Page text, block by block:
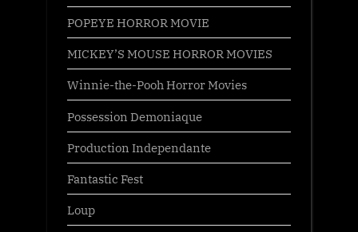
POPEYE HORROR MOVIE
MICKEY’S MOUSE HORROR MOVIES
Winnie-the-Pooh Horror Movies
Possession Demoniaque
Production Independante
Fantastic Fest
Loup